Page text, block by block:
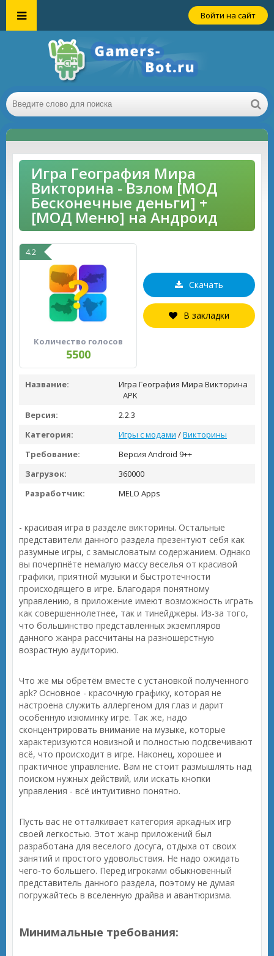
Войти на сайт
Игра География Мира
Викторина - Взлом [МОД
Бесконечные деньги] +
[МОД Меню] на Андроид
4.2
Количество голосов
5500
Скачать
В закладки
Название:
Игра География Мира Викторина
APK
Версия:
2.2.3
Категория:
Игры с модами /Викторины
Требование:
Версия Android 9++
Загрузок:
360000
Разработчик:
MELO Apps
- красивая игра в разделе викторины. Остальные
представители данного раздела презентуют себя как
разумные игры, с замысловатым содержанием. Однако
вы почерпнёте немалую массу веселья от красивой
графики, приятной музыки и быстротечности
происходящего в игре. Благодаря понятному
управлению, в приложение имеют возможность играть
как совершеннолетнее, так и тинейджеры. Из-за того,
что большинство представленных экземпляров
данного жанра рассчитаны на разношерстную
возрастную аудиторию.
Что же мы обретём вместе с установкой полученного
apk? Основное - красочную графику, которая не
настроена служить аллергеном для глаз и дарит
особенную изюминку игре. Так же, надо
сконцентрировать внимание на музыке, которые
характеризуются новизной и полностью подсвечивают
всё, что происходит в игре. Наконец, хорошее и
практичное управление. Вам не стоит размышлять над
поиском нужных действий, или искать кнопки
управления - всё интуитивно понятно.
Пусть вас не отталкивает категория аркадных игр
своей легкостью. Этот жанр приложений был
разработана для веселого досуга, отдыха от своих
занятий и простого удовольствия. Не надо ожидать
чего-то большего. Перед игроками обыкновенный
представитель данного раздела, поэтому не думая
погружайтесь в вселенную драйва и авантюризма.
Минимальные требования: